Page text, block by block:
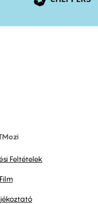
Feltételek